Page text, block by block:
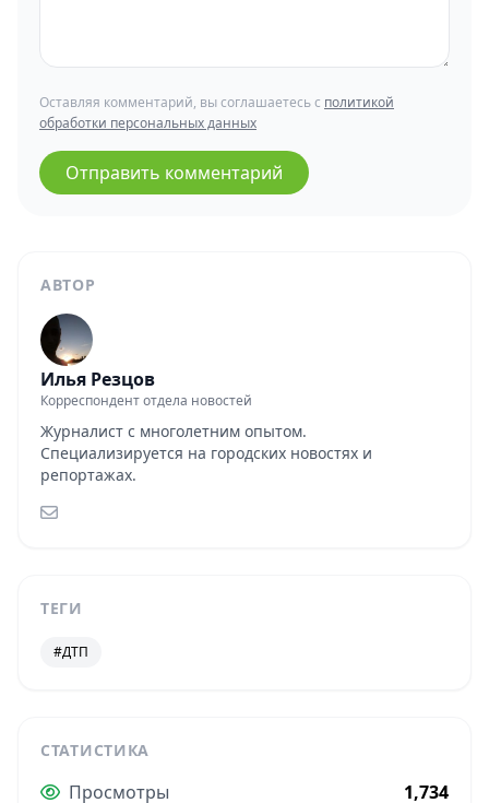
АВТОР
Илья Резцов
Корреспондент отдела новостей
Журналист с многолетним опытом.
Специализируется на городских новостях и
репортажах.
ТЕГИ
#ДТП
СТАТИСТИКА
Просмотры 1,734
Оставляя комментарий, вы соглашаетесь с политикой
обработки персональных данных
Отправить комментарий